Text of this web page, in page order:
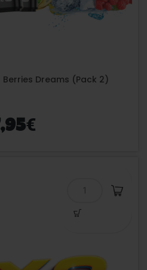
Berries Dreams (Pack 2)
€